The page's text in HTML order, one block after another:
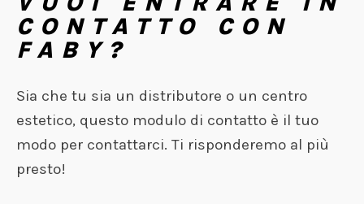
CONTATTO CON
FABY?
Sia che tu sia un distributore o un centro
estetico, questo modulo di contatto è il tuo
modo per contattarci. Ti risponderemo al più
presto!